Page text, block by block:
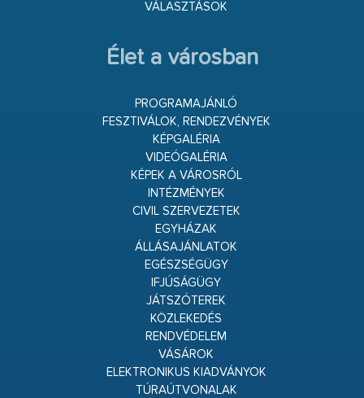
VÁLASZTÁSOK
Élet a városban
PROGRAMAJÁNLÓ
FESZTIVÁLOK, RENDEZVÉNYEK
KÉPGALÉRIA
VIDEÓGALÉRIA
KÉPEK A VÁROSRÓL
INTÉZMÉNYEK
CIVIL SZERVEZETEK
EGYHÁZAK
ÁLLÁSAJÁNLATOK
EGÉSZSÉGÜGY
IFJÚSÁGÜGY
JÁTSZÓTEREK
KÖZLEKEDÉS
RENDVÉDELEM
VÁSÁROK
ELEKTRONIKUS KIADVÁNYOK
TÚRAÚTVONALAK